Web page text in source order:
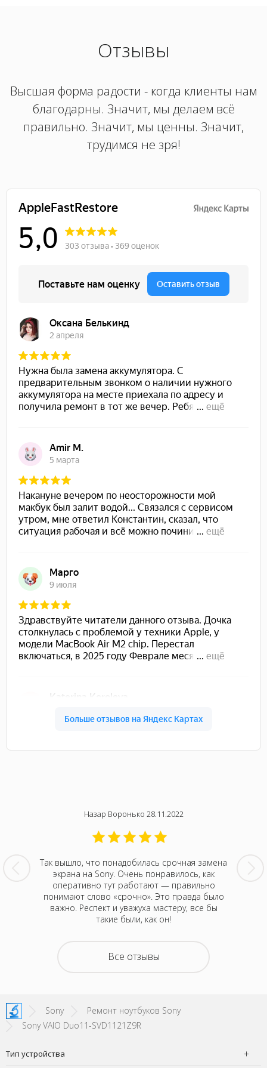
Отзывы
Высшая форма радости - когда клиенты нам
благодарны. Значит, мы делаем всё
правильно. Значит, мы ценны. Значит,
трудимся не зря!
ноута
Назар Воронько 28.11.2022
Так вышло, что понадобилась срочная замена
экрана на Sony. Очень понравилось, как
оперативно тут работают — правильно
понимают слово «срочно». Это правда было
важно. Респект и уважуха мастеру, все бы
такие были, как он!
Мой
Все отзывы
Sony
Ремонт ноутбуков Sony
Sony VAIO Duo11-SVD1121Z9R
Тип устройства